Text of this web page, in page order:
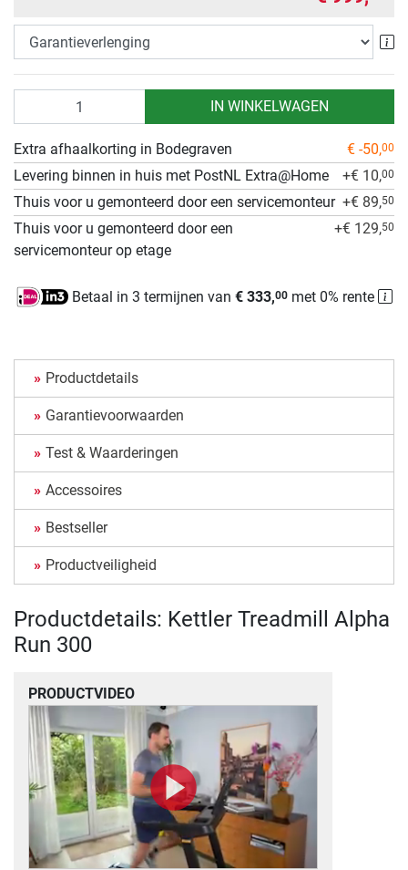
IN WINKELWAGEN
Extra afhaalkorting in Bodegraven € -50,00
Levering binnen in huis met PostNL Extra@Home +€ 10,00
Thuis voor u gemonteerd door een servicemonteur +€ 89,50
Thuis voor u gemonteerd door een
servicemonteur op etage
+€ 129,50
Betaal in 3 termijnen van € 333,00 met 0% rente
Productdetails
Garantievoorwaarden
Test & Waarderingen
Accessoires
Bestseller
Productveiligheid
Productdetails: Kettler Treadmill Alpha
Run 300
PRODUCTVIDEO